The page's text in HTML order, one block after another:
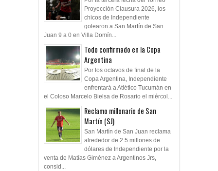
Proyección Clausura 2026, los
chicos de Independiente
golearon a San Martín de San
Juan 9 a 0 en Villa Domín...
Todo confirmado en la Copa
Argentina
Por los octavos de final de la
Copa Argentina, Independiente
enfrentará a Atlético Tucumán en
el Coloso Marcelo Bielsa de Rosario el miércol...
Reclamo millonario de San
Martín (SJ)
San Martín de San Juan reclama
alrededor de 2.5 millones de
dólares de Independiente por la
venta de Matías Giménez a Argentinos Jrs,
consid...